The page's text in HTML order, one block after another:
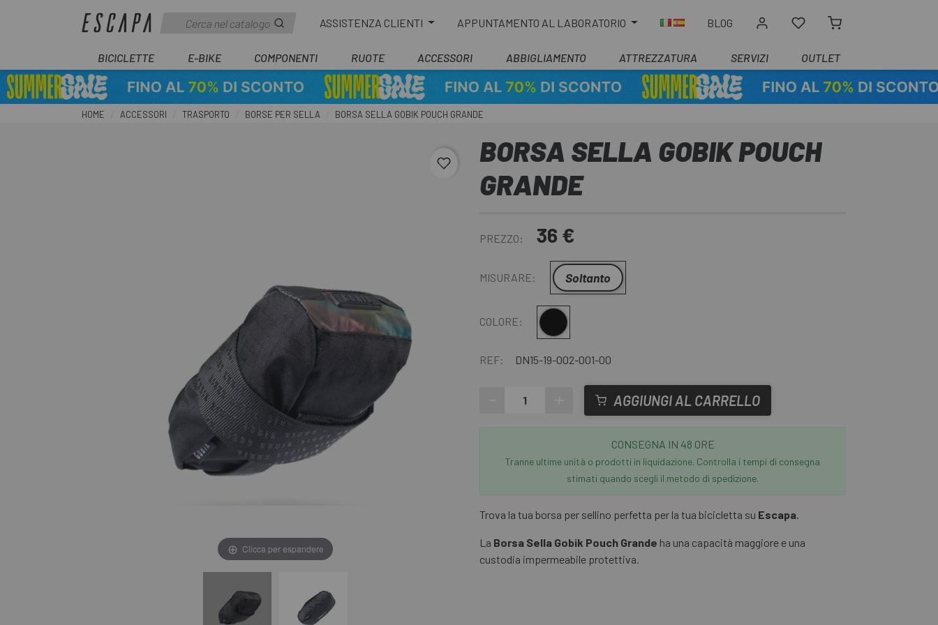
ASSISTENZA CLIENTI APPUNTAMENTO AL LABORATORIO BLOG
BICICLETTE E-BIKE COMPONENTI RUOTE ACCESSORI ABBIGLIAMENTO ATTREZZATURA SERVIZI OUTLET
HOME ACCESSORI TRASPORTO BORSE PER SELLA BORSA SELLA GOBIK POUCH GRANDE
favorite_border
Clicca per espandere
BORSA SELLA GOBIK POUCH
GRANDE
PREZZO: 36 €
MISURARE: Soltanto
COLORE: Nero
REF: DN15-19-002-001-00
AGGIUNGI AL CARRELLO
CONSEGNA IN 48 ORE
Tranne ultime unità o prodotti in liquidazione. Controlla i tempi di consegna
stimati quando scegli il metodo di spedizione.
Trova la tua borsa per sellino perfetta per la tua bicicletta su Escapa.
La Borsa Sella Gobik Pouch Grande ha una capacità maggiore e una
custodia impermeabile protettiva.